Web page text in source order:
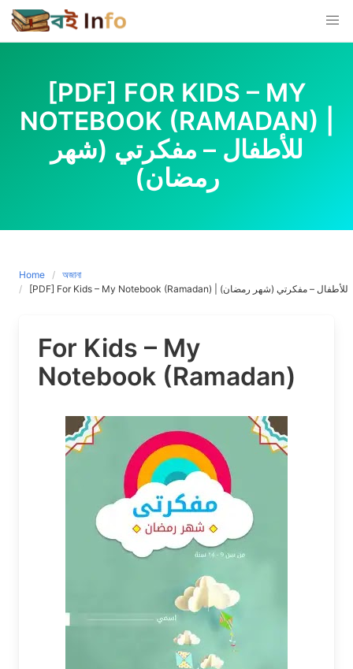
Skip
to
content
[PDF] FOR KIDS – MY
NOTEBOOK (RAMADAN) |
للأطفال – مفكرتي (شهر
رمضان)
Home
অজানা
[PDF] For Kids – My Notebook (Ramadan) | للأطفال – مفكرتي (شهر رمضان)
For Kids – My
Notebook (Ramadan)